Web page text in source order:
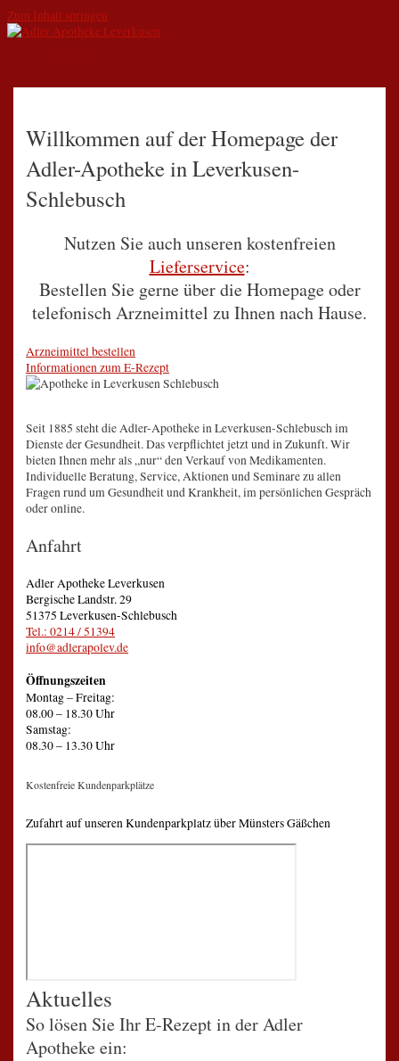
Zum Inhalt springen
Willkommen auf der Homepage der
Adler-Apotheke in Leverkusen-
Schlebusch
Nutzen Sie auch unseren kostenfreien
Lieferservice:
Bestellen Sie gerne über die Homepage oder
telefonisch Arzneimittel zu Ihnen nach Hause.
Arzneimittel bestellen
Informationen zum E-Rezept
Seit 1885 steht die Adler-Apotheke in Leverkusen-Schlebusch im
Dienste der Gesundheit. Das verpflichtet jetzt und in Zukunft. Wir
bieten Ihnen mehr als „nur“ den Verkauf von Medikamenten.
Individuelle Beratung, Service, Aktionen und Seminare zu allen
Fragen rund um Gesundheit und Krankheit, im persönlichen Gespräch
oder online.
Anfahrt
Adler Apotheke Leverkusen
Bergische Landstr. 29
51375 Leverkusen-Schlebusch
Tel.: 0214 / 51394
info@adlerapolev.de
Öffnungszeiten
Montag – Freitag:
08.00 – 18.30 Uhr
Samstag:
08.30 – 13.30 Uhr
Kostenfreie Kundenparkplätze
Zufahrt auf unseren Kundenparkplatz über Münsters Gäßchen
Aktuelles
So lösen Sie Ihr E-Rezept in der Adler
Apotheke ein: